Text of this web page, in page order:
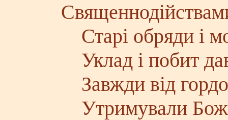
Старі обряди і
Уклад і побит
Завжди від
Утримували